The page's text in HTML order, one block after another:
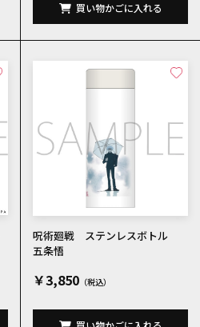
買い物かごに入れる
呪術廻戦 ステンレスボトル
五条悟
￥3,850